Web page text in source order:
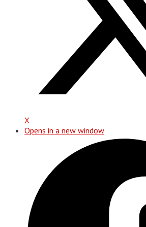
X
Opens in a new window